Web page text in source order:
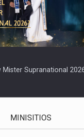
Mister Supranational
MINISITIOS